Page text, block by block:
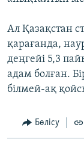
Ал Қазақстан
қарағанда,
деңгейі 5,3
адам болған.
білмей-ақ
Бөлісу